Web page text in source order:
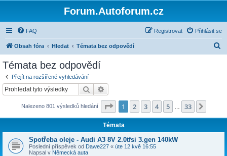
Forum.Autoforum.cz
FAQ Přihlásit se
Registrovat
Obsah fóra Hledat Témata bez odpovědí
Témata bez odpovědí
Přejít na rozšířené vyhledávání
Hledat
Nalezeno 801 výsledků hledání Stránka z 33
1 2 3 4 5 33
Témata
Spotřeba oleje - Audi A3 8V 2.0tfsi 3.gen 140kW
Poslední příspěvek od Dawe227 « úte 12 kvě 16:55
Napsal v Německá auta